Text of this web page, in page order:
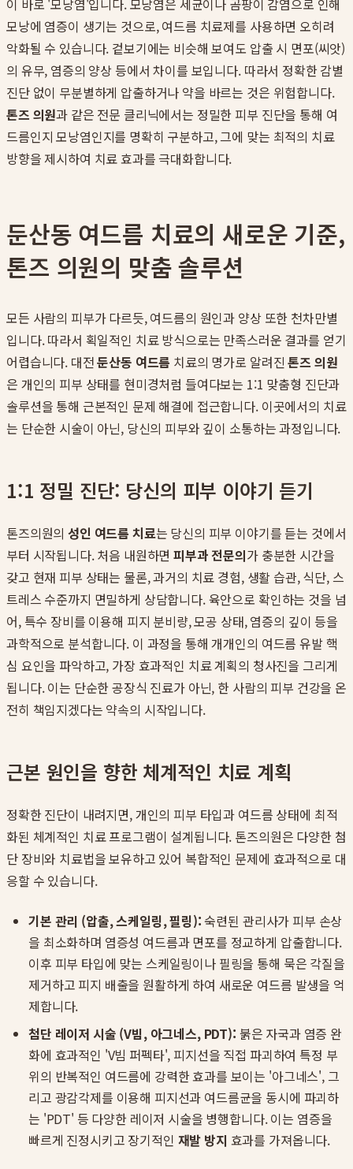
이 바로 '모낭염'입니다. 모낭염은 세균이나 곰팡이 감염으로 인해
모낭에 염증이 생기는 것으로, 여드름 치료제를 사용하면 오히려
악화될 수 있습니다. 겉보기에는 비슷해 보여도 압출 시 면포(씨앗)
의 유무, 염증의 양상 등에서 차이를 보입니다. 따라서 정확한 감별
진단 없이 무분별하게 압출하거나 약을 바르는 것은 위험합니다.
톤즈 의원과 같은 전문 클리닉에서는 정밀한 피부 진단을 통해 여
드름인지 모낭염인지를 명확히 구분하고, 그에 맞는 최적의 치료
방향을 제시하여 치료 효과를 극대화합니다.
둔산동 여드름 치료의 새로운 기준,
톤즈 의원의 맞춤 솔루션
모든 사람의 피부가 다르듯, 여드름의 원인과 양상 또한 천차만별
입니다. 따라서 획일적인 치료 방식으로는 만족스러운 결과를 얻기
어렵습니다. 대전둔산동 여드름 치료의 명가로 알려진톤즈 의원
은 개인의 피부 상태를 현미경처럼 들여다보는 1:1 맞춤형 진단과
솔루션을 통해 근본적인 문제 해결에 접근합니다. 이곳에서의 치료
는 단순한 시술이 아닌, 당신의 피부와 깊이 소통하는 과정입니다.
1:1 정밀 진단: 당신의 피부 이야기 듣기
톤즈의원의성인 여드름 치료는 당신의 피부 이야기를 듣는 것에서
부터 시작됩니다. 처음 내원하면피부과 전문의가 충분한 시간을
갖고 현재 피부 상태는 물론, 과거의 치료 경험, 생활 습관, 식단, 스
트레스 수준까지 면밀하게 상담합니다. 육안으로 확인하는 것을 넘
어, 특수 장비를 이용해 피지 분비량, 모공 상태, 염증의 깊이 등을
과학적으로 분석합니다. 이 과정을 통해 개개인의 여드름 유발 핵
심 요인을 파악하고, 가장 효과적인 치료 계획의 청사진을 그리게
됩니다. 이는 단순한 공장식 진료가 아닌, 한 사람의 피부 건강을 온
전히 책임지겠다는 약속의 시작입니다.
근본 원인을 향한 체계적인 치료 계획
정확한 진단이 내려지면, 개인의 피부 타입과 여드름 상태에 최적
화된 체계적인 치료 프로그램이 설계됩니다. 톤즈의원은 다양한 첨
단 장비와 치료법을 보유하고 있어 복합적인 문제에 효과적으로 대
응할 수 있습니다.
기본 관리 (압출, 스케일링, 필링):숙련된 관리사가 피부 손상
을 최소화하며 염증성 여드름과 면포를 정교하게 압출합니다.
이후 피부 타입에 맞는 스케일링이나 필링을 통해 묵은 각질을
제거하고 피지 배출을 원활하게 하여 새로운 여드름 발생을 억
제합니다.
첨단 레이저 시술 (V빔, 아그네스, PDT): 붉은 자국과 염증 완
화에 효과적인 'V빔 퍼펙타', 피지선을 직접 파괴하여 특정 부
위의 반복적인 여드름에 강력한 효과를 보이는 '아그네스', 그
리고 광감각제를 이용해 피지선과 여드름균을 동시에 파괴하
는 'PDT' 등 다양한 레이저 시술을 병행합니다. 이는 염증을
빠르게 진정시키고 장기적인 재발 방지 효과를 가져옵니다.